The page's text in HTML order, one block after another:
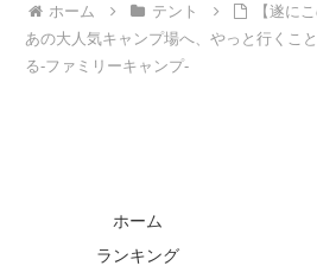
ホーム テント
【遂に
あの大人気キャンプ場へ、やっと行くこ
る-ファミリーキャンプ-
ホーム
ランキング